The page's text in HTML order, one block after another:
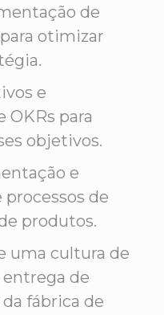
de
otimizar
e
para
objetivos.
e
de
produtos.
uma cultura de
de
fábrica de